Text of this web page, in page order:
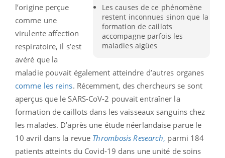
Les causes de ce phénomène
restent inconnues sinon que la
formation de caillots
accompagne parfois les
maladies aigües
l’origine perçue
comme une
virulente affection
respiratoire, il s’est
avéré que la
maladie pouvait également atteindre d’autres organes
comme les reins. Récemment, des chercheurs se sont
aperçus que le SARS-CoV-2 pouvait entraîner la
formation de caillots dans les vaisseaux sanguins chez
les malades. D’après une étude néerlandaise parue le
10 avril dans la revue Thrombosis Research, parmi 184
patients atteints du Covid-19 dans une unité de soins